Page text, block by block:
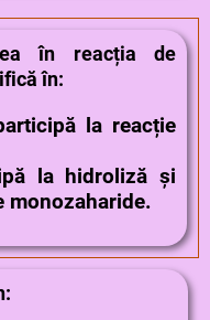
în reacția de
în:
la reacție
la hidroliză și
monozaharide.